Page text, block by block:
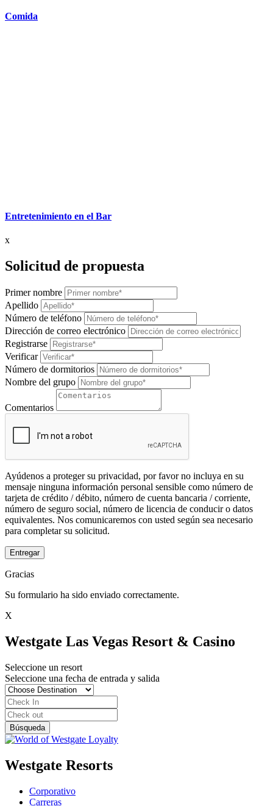
Comida
Entretenimiento en el Bar
x
Solicitud de propuesta
Primer nombre
Apellido
Número de teléfono
Dirección de correo electrónico
Registrarse
Verificar
Número de dormitorios
Nombre del grupo
Comentarios
Ayúdenos a proteger su privacidad, por favor no incluya en su
mensaje ninguna información personal sensible como número de
tarjeta de crédito / débito, número de cuenta bancaria / corriente,
número de seguro social, número de licencia de conducir o datos
equivalentes. Nos comunicaremos con usted según sea necesario
para completar su solicitud.
Entregar
Gracias
Su formulario ha sido enviado correctamente.
X
Westgate Las Vegas Resort & Casino
Seleccione un resort
Seleccione una fecha de entrada y salida
Westgate Resorts
Corporativo
Carreras